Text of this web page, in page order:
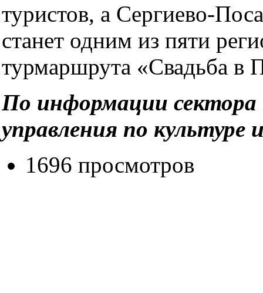
туристов, а Сергиево-
станет одним из пяти
турмаршрута «Свадьба в
По информации сектора
управления по культуре
1696 просмотров